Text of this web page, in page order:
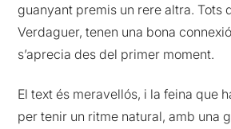
guanyant premis un rere altra. Tots
Verdaguer, tenen una bona
s’aprecia des del primer moment.
El text és meravellós, i la feina que
per tenir un ritme natural, amb una